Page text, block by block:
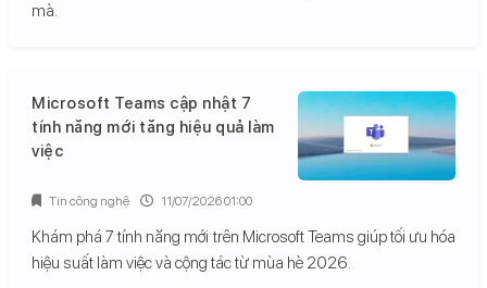
mà.
Microsoft Teams cập nhật 7
tính năng mới tăng hiệu quả làm
việc
Khám phá 7 tính năng mới trên Microsoft Teams giúp tối ưu hóa
hiệu suất làm việc và cộng tác từ mùa hè 2026.
Tin công nghệ 11/07/2026 01:00